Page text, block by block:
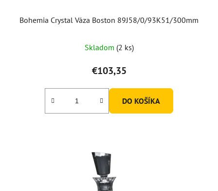
Bohemia Crystal Váza Boston 89J58/0/93K51/300mm
Skladom (2 ks)
€103,35
DO KOŠÍKA